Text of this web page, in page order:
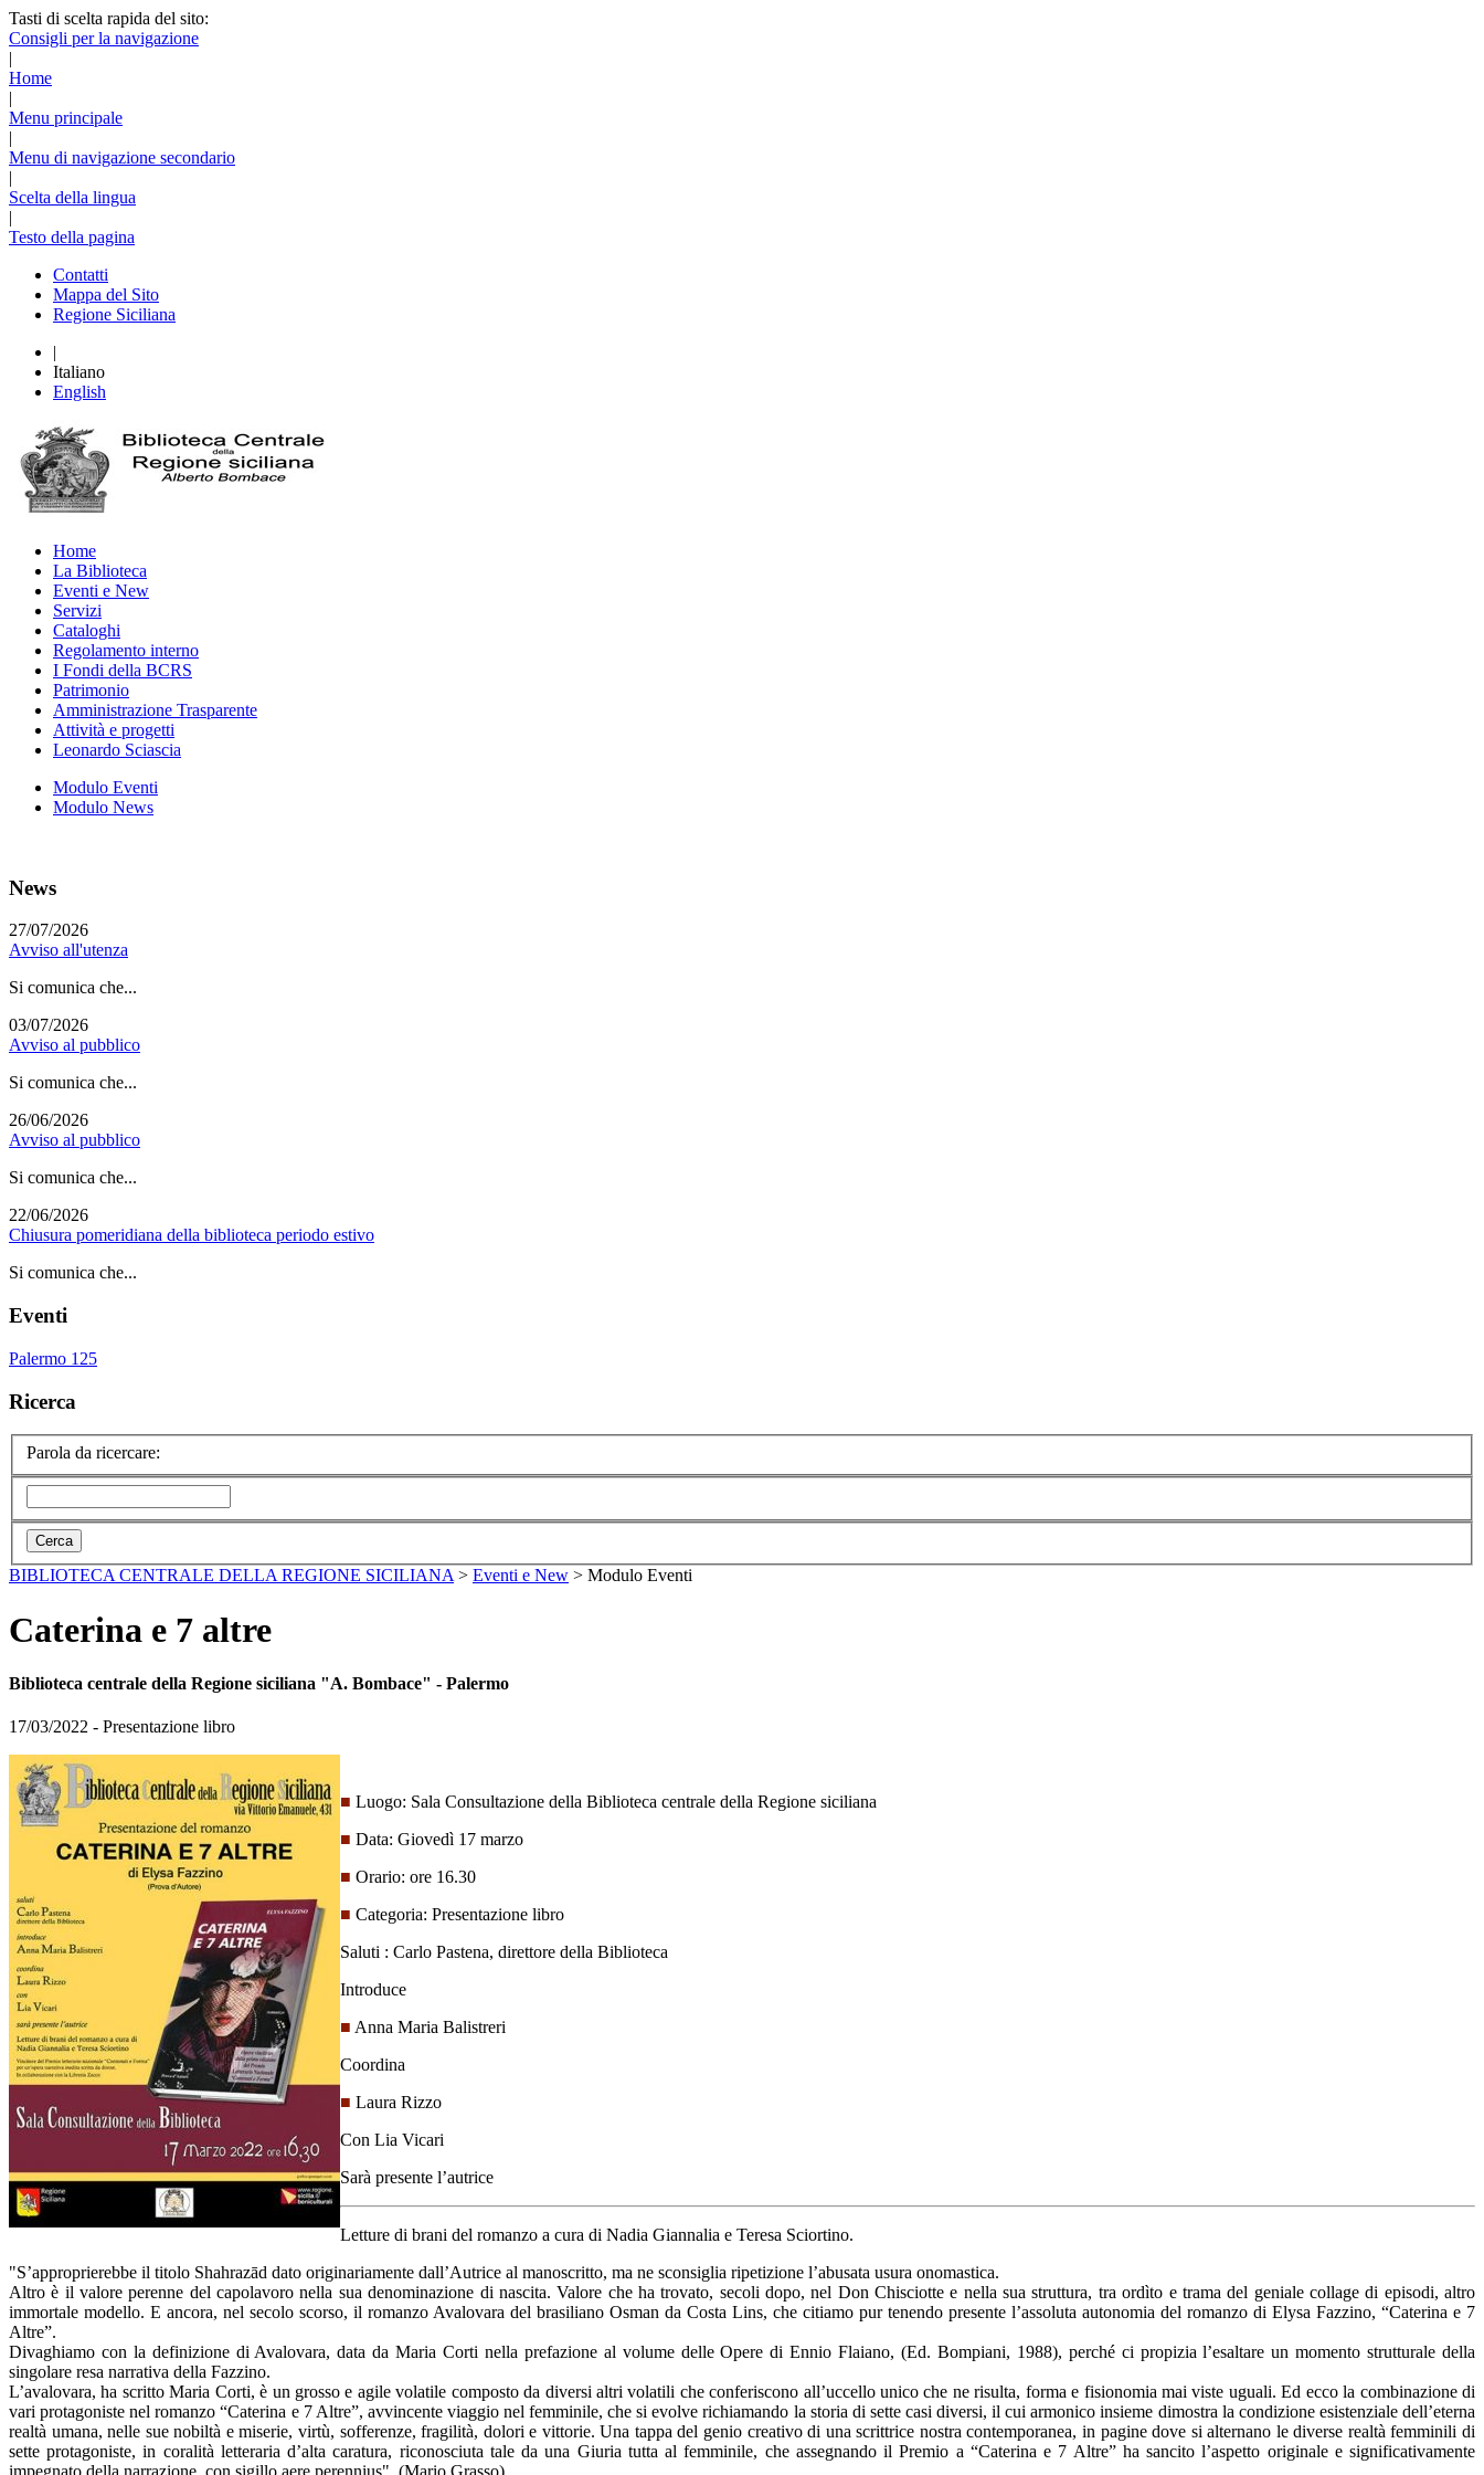
Tasti di scelta rapida del sito:
Consigli per la navigazione
|
Home
|
Menu principale
|
Menu di navigazione secondario
|
Scelta della lingua
|
Testo della pagina
Contatti
Mappa del Sito
Regione Siciliana
|
Italiano
English
Home
La Biblioteca
Eventi e New
Servizi
Cataloghi
Regolamento interno
I Fondi della BCRS
Patrimonio
Amministrazione Trasparente
Attività e progetti
Leonardo Sciascia
Modulo Eventi
Modulo News
News
27/07/2026
Avviso all'utenza
Si comunica che...
03/07/2026
Avviso al pubblico
Si comunica che...
26/06/2026
Avviso al pubblico
Si comunica che...
22/06/2026
Chiusura pomeridiana della biblioteca periodo estivo
Si comunica che...
Eventi
Palermo 125
Ricerca
Parola da ricercare:
BIBLIOTECA CENTRALE DELLA REGIONE SICILIANA > Eventi e New > Modulo Eventi
Caterina e 7 altre
Biblioteca centrale della Regione siciliana "A. Bombace" - Palermo
17/03/2022 - Presentazione libro
■ Luogo: Sala Consultazione della Biblioteca centrale della Regione siciliana
■ Data: Giovedì 17 marzo
■ Orario: ore 16.30
■ Categoria: Presentazione libro
Saluti : Carlo Pastena, direttore della Biblioteca
Introduce
■ Anna Maria Balistreri
Coordina
■ Laura Rizzo
Con Lia Vicari
Sarà presente l’autrice
Letture di brani del romanzo a cura di Nadia Giannalia e Teresa Sciortino.
"S’approprierebbe il titolo Shahrazād dato originariamente dall’Autrice al manoscritto, ma ne sconsiglia ripetizione l’abusata usura onomastica.
Altro è il valore perenne del capolavoro nella sua denominazione di nascita. Valore che ha trovato, secoli dopo, nel Don Chisciotte e nella sua struttura, tra ordìto e trama del geniale collage di episodi, altro
immortale modello. E ancora, nel secolo scorso, il romanzo Avalovara del brasiliano Osman da Costa Lins, che citiamo pur tenendo presente l’assoluta autonomia del romanzo di Elysa Fazzino, “Caterina e 7
Altre”.
Divaghiamo con la definizione di Avalovara, data da Maria Corti nella prefazione al volume delle Opere di Ennio Flaiano, (Ed. Bompiani, 1988), perché ci propizia l’esaltare un momento strutturale della
singolare resa narrativa della Fazzino.
L’avalovara, ha scritto Maria Corti, è un grosso e agile volatile composto da diversi altri volatili che conferiscono all’uccello unico che ne risulta, forma e fisionomia mai viste uguali. Ed ecco la combinazione di
vari protagoniste nel romanzo “Caterina e 7 Altre”, avvincente viaggio nel femminile, che si evolve richiamando la storia di sette casi diversi, il cui armonico insieme dimostra la condizione esistenziale dell’eterna
realtà umana, nelle sue nobiltà e miserie, virtù, sofferenze, fragilità, dolori e vittorie. Una tappa del genio creativo di una scrittrice nostra contemporanea, in pagine dove si alternano le diverse realtà femminili di
sette protagoniste, in coralità letteraria d’alta caratura, riconosciuta tale da una Giuria tutta al femminile, che assegnando il Premio a “Caterina e 7 Altre” ha sancito l’aspetto originale e significativamente